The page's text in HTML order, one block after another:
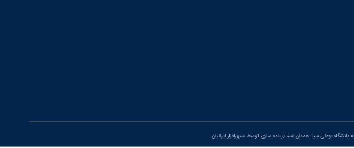
دانشگاه بوعلی سینا همدان است.پیاده سازی توسط سپهرافزار ایرانیان